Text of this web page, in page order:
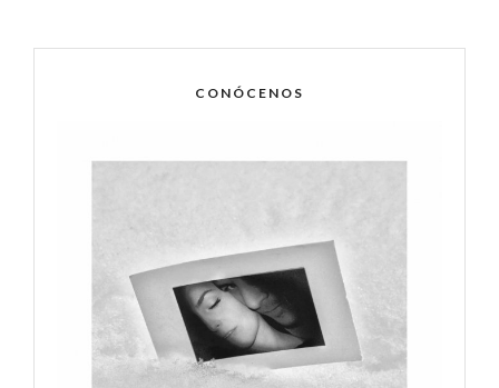
CONÓCENOS